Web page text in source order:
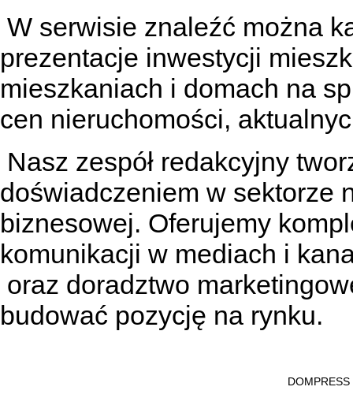
W serwisie znaleźć można
prezentacje inwestycji
mieszkaniach i domach na
cen nieruchomości,
Nasz zespół redakcyjny
doświadczeniem w sektorze
biznesowej. Oferujemy
komunikacji w mediach i
oraz doradztwo
budować pozycję na rynku.